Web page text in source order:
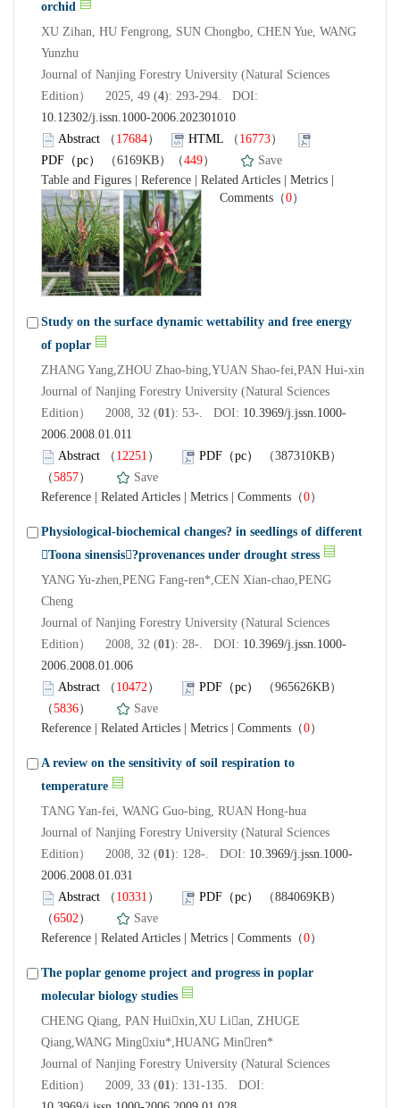
orchid
XU Zihan, HU Fengrong, SUN Chongbo, CHEN Yue, WANG
Yunzhu
Journal of Nanjing Forestry University (Natural Sciences
Edition） 2025, 49 (4): 293-294. DOI:
10.12302/j.issn.1000-2006.202301010
Abstract （ 17684） HTML （ 16773）
PDF（pc）
（6169KB）（449）
Save
Table and Figures
Reference Related Articles Metrics
Comments （0）
Study on the surface dynamic wettability and free energy
of poplar
ZHANG Yang,ZHOU Zhao-bing,YUAN Shao-fei,PAN Hui-xin
Journal of Nanjing Forestry University (Natural Sciences
Edition） 2008, 32 (01): 53-. DOI: 10.3969/j.jssn.1000-
2006.2008.01.011
Abstract （ 12251 ） PDF（pc）
（387310KB）
（5857）
Save
Reference
Related Articles Metrics Comments （0）
Physiological-biochemical changes? in seedlings of different
Toona sinensis?provenances under drought stress
YANG Yu-zhen,PENG Fang-ren*,CEN Xian-chao,PENG
Cheng
Journal of Nanjing Forestry University (Natural Sciences
Edition） 2008, 32 (01): 28-. DOI: 10.3969/j.jssn.1000-
2006.2008.01.006
Abstract （ 10472） PDF（pc）
（965626KB）
（5836）
Save
Reference
Related Articles Metrics Comments （0）
A review on the sensitivity of soil respiration to
temperature
TANG Yan-fei, WANG Guo-bing, RUAN Hong-hua
Journal of Nanjing Forestry University (Natural Sciences
Edition） 2008, 32 (01): 128-. DOI: 10.3969/j.jssn.1000-
2006.2008.01.031
Abstract （ 10331 ） PDF（pc）
（884069KB）
（6502）
Save
Reference
Related Articles Metrics Comments （0）
The poplar genome project and progress in poplar
molecular biology studies
CHENG Qiang, PAN Huixin,XU Lian, ZHUGE
Qiang,WANG Mingxiu*,HUANG Minren*
Journal of Nanjing Forestry University (Natural Sciences
Edition） 2009, 33 (01): 131-135. DOI: